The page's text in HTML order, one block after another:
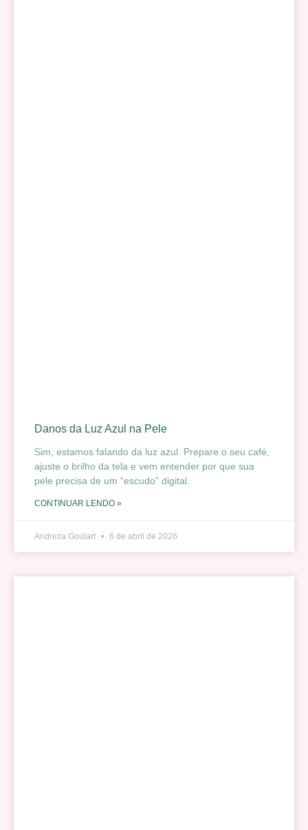
Danos da Luz Azul na Pele
Sim, estamos falando da luz azul. Prepare o seu café,
ajuste o brilho da tela e vem entender por que sua
pele precisa de um “escudo” digital.
CONTINUAR LENDO »
Andreza Goulart 6 de abril de 2026